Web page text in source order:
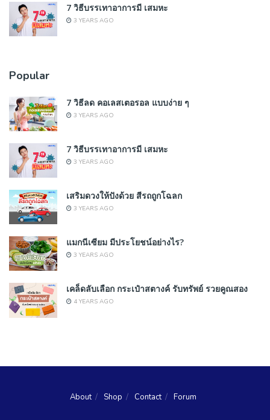
7 วิธีบรรเทาอาการมี เสมหะ
3 YEARS AGO
Popular
7 วิธีลด คอเลสเตอรอล แบบง่าย ๆ
3 YEARS AGO
7 วิธีบรรเทาอาการมี เสมหะ
3 YEARS AGO
เสริมดวงให้ปังด้วย สีรถถูกโฉลก
3 YEARS AGO
แมกนีเซียม มีประโยชน์อย่างไร?
3 YEARS AGO
เคล็ดลับเลือก กระเป๋าสตางค์ รับทรัพย์ รวยคูณสอง
4 YEARS AGO
About Shop Contact Forum